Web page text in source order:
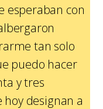
esperaban con
tan solo
puedo hacer
y tres
designan a